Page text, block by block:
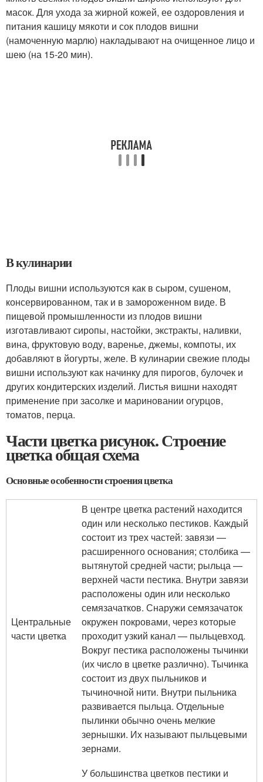
масок. Для ухода за жирной кожей, ее оздоровления и
питания кашицу мякоти и сок плодов вишни
(намоченную марлю) накладывают на очищенное лицо и
шею (на 15-20 мин).
В кулинарии
Плоды вишни используются как в сыром, сушеном,
консервированном, так и в замороженном виде. В
пищевой промышленности из плодов вишни
изготавливают сиропы, настойки, экстракты, наливки,
вина, фруктовую воду, варенье, джемы, компоты, их
добавляют в йогурты, желе. В кулинарии свежие плоды
вишни используют как начинку для пирогов, булочек и
других кондитерских изделий. Листья вишни находят
применение при засолке и мариновании огурцов,
томатов, перца.
Части цветка рисунок. Строение
цветка общая схема
Основные особенности строения цветка
Центральные
части цветка
В центре цветка растений находится
один или несколько пестиков. Каждый
состоит из трех частей: завязи —
расширенного основания; столбика —
вытянутой средней части; рыльца —
верхней части пестика. Внутри завязи
расположены один или несколько
семязачатков. Снаружи семязачаток
окружен покровами, через которые
проходит узкий канал — пыльцевход.
Вокруг пестика расположены тычинки
(их число в цветке различно). Тычинка
состоит из двух пыльников и
тычиночной нити. Внутри пыльника
развивается пыльца. Отдельные
пылинки обычно очень мелкие
зернышки. Их называют пыльцевыми
зернами.
У большинства цветков пестики и